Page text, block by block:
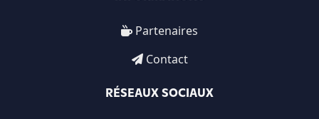
Partenaires
Contact
RÉSEAUX SOCIAUX